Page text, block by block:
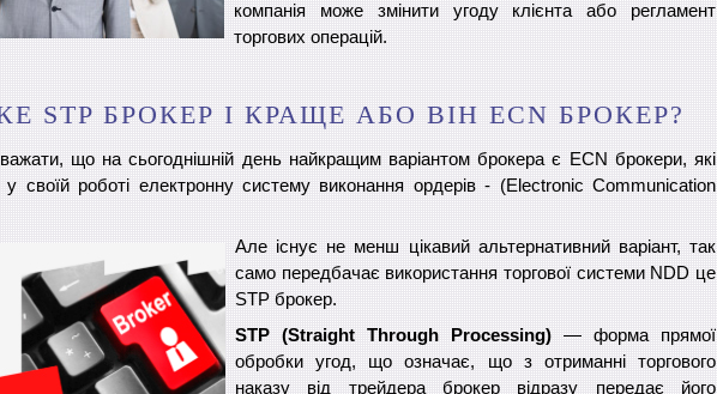
компанія може змінити угоду клієнта або регламент
торгових операцій.
STP БРОКЕР І КРАЩЕ АБО ВІН ECN БРОКЕР?
що на сьогоднішній день найкращим варіантом брокера є ECN брокери, які
у своїй роботі електронну систему виконання ордерів - (Electronic Communication
Але існує не менш цікавий альтернативний варіант, так
само передбачає використання торгової системи NDD це
STP брокер.
STP (Straight Through Processing) — форма прямої
обробки угод, що означає, що з отриманні торгового
наказу від трейдера брокер відразу передає його